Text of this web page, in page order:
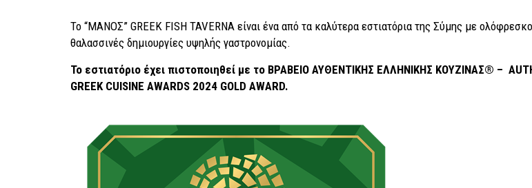
Το “ΜΑΝΟΣ” GREEK FISH TAVERNA είναι ένα από τα καλύτερα εστιατόρια της Σύμης με
θαλασσινές δημιουργίες υψηλής γαστρονομίας.
Το εστιατόριο έχει πιστοποιηθεί με το ΒΡΑΒΕΙΟ ΑΥΘΕΝΤΙΚΗΣ ΕΛΛΗΝΙΚΗΣ ΚΟΥΖΙΝΑΣ® –
GREEK CUISINE AWARDS 2024 GOLD AWARD.